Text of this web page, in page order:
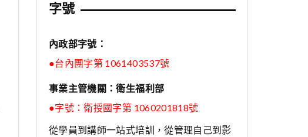
字號
內政部字號：
●台內團字第 1061403537號
事業主管機關：衛生福利部
●字號：衛授國字第 1060201818號
從學員到講師一站式培訓，從管理自己到影